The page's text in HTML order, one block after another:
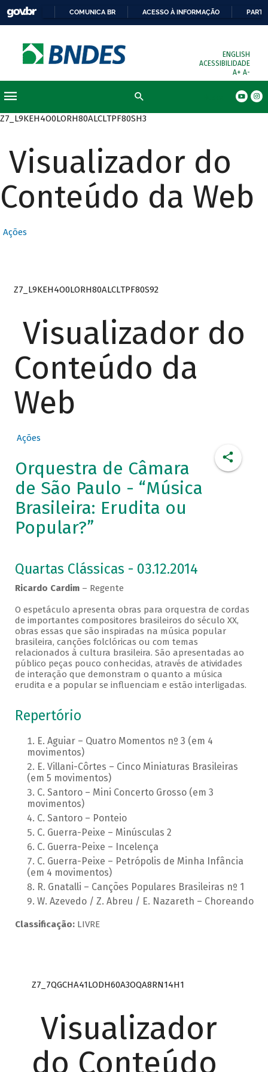
COMUNICA BR ACESSO À INFORMAÇÃO
ENGLISH
ACESSIBILIDADE
A+ A-
Z7_L9KEH4O0LORH80ALCLTPF80SH3
Visualizador do
Conteúdo da Web
Ações
Z7_L9KEH4O0LORH80ALCLTPF80S92
Visualizador do
Conteúdo da
Web
Ações
Orquestra de Câmara
de São Paulo - “Música
Brasileira: Erudita ou
Popular?”
Quartas Clássicas - 03.12.2014
Ricardo Cardim – Regente
O espetáculo apresenta obras para orquestra de cordas
de importantes compositores brasileiros do século XX,
obras essas que são inspiradas na música popular
brasileira, canções folclóricas ou com temas
relacionados à cultura brasileira. São apresentadas ao
público peças pouco conhecidas, através de atividades
de interação que demonstram o quanto a música
erudita e a popular se influenciam e estão interligadas.
Repertório
E. Aguiar – Quatro Momentos nº 3 (em 4
movimentos)
E. Villani-Côrtes – Cinco Miniaturas Brasileiras
(em 5 movimentos)
C. Santoro – Mini Concerto Grosso (em 3
movimentos)
C. Santoro – Ponteio
C. Guerra-Peixe – Minúsculas 2
C. Guerra-Peixe – Incelença
C. Guerra-Peixe – Petrópolis de Minha Infância
(em 4 movimentos)
R. Gnatalli – Canções Populares Brasileiras nº 1
W. Azevedo / Z. Abreu / E. Nazareth – Choreando
Classificação:LIVRE
Z7_7QGCHA41LODH60A3OQA8RN14H1
Visualizador
do Conteúdo